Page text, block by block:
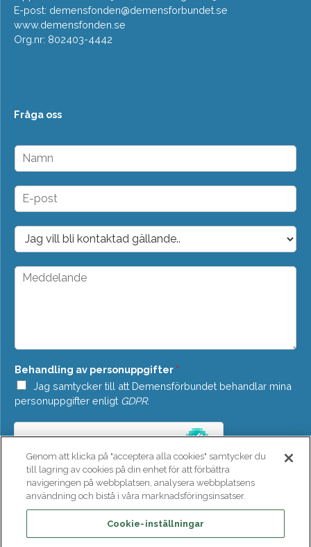
E-post: demensfonden@demensforbundet.se
www.demensfonden.se
Org.nr: 802403-4442
Fråga oss
N
m
n
E
p
o
t
*
D
o
p
M
a
d
e
*
Behandling av personuppgifter *
Jag samtycker till att Demensförbundet behandlar mina
personuppgifter enligt GDPR.
SKICKA
Genom att klicka på "acceptera alla cookies" samtycker du
till lagring av cookies på din enhet för att förbättra
navigeringen på webbplatsen, analysera webbplatsens
användning och bistå i våra marknadsföringsinsatser.
Cookie-inställningar